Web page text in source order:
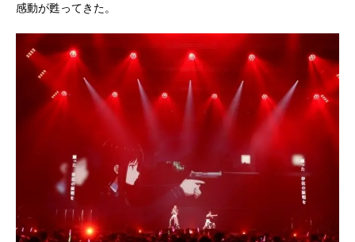
感動が甦ってきた。